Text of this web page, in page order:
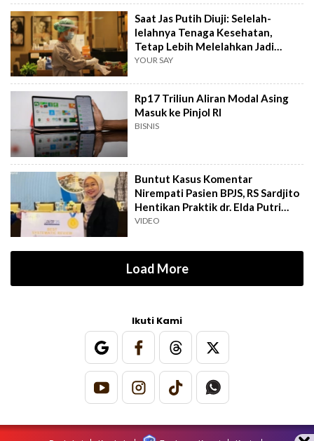
Saat Jas Putih Diuji: Selelah-
lelahnya Tenaga Kesehatan,
Tetap Lebih Melelahkan Jadi
Pasien
YOUR SAY
Rp17 Triliun Aliran Modal Asing
Masuk ke Pinjol RI
BISNIS
Buntut Kasus Komentar
Nirempati Pasien BPJS, RS Sardjito
Hentikan Praktik dr. Elda Putri
Rahard
VIDEO
Load More
Ikuti Kami